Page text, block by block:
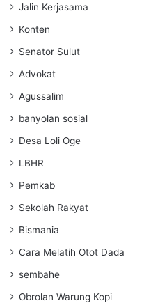
Jalin Kerjasama
Konten
Senator Sulut
Advokat
Agussalim
banyolan sosial
Desa Loli Oge
LBHR
Pemkab
Sekolah Rakyat
Bismania
Cara Melatih Otot Dada
sembahe
Obrolan Warung Kopi